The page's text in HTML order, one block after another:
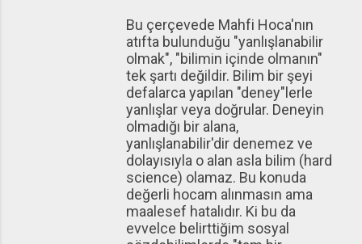
Bu çerçevede Mahfi Hoca'nın
atıfta bulunduğu "yanlışlanabilir
olmak", "bilimin içinde olmanın"
tek şartı değildir. Bilim bir şeyi
defalarca yapılan "deney"lerle
yanlışlar veya doğrular. Deneyin
olmadığı bir alana,
yanlışlanabilir'dir denemez ve
dolayısıyla o alan asla bilim (hard
science) olamaz. Bu konuda
değerli hocam alınmasın ama
maalesef hatalıdır. Ki bu da
evvelce belirttiğim sosyal